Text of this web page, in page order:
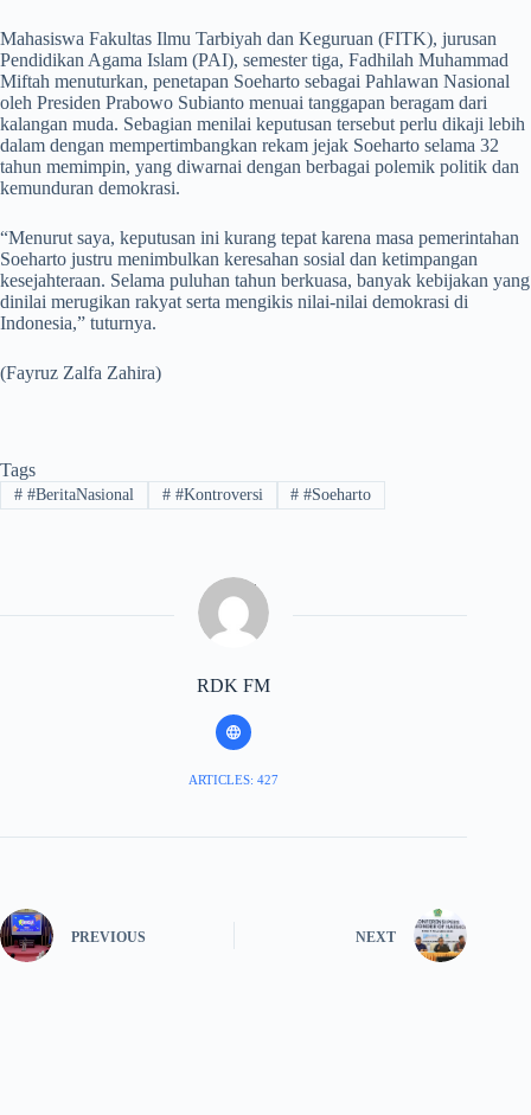
Mahasiswa Fakultas Ilmu Tarbiyah dan Keguruan (FITK), jurusan
Pendidikan Agama Islam (PAI), semester tiga, Fadhilah Muhammad
Miftah menuturkan, penetapan Soeharto sebagai Pahlawan Nasional
oleh Presiden Prabowo Subianto menuai tanggapan beragam dari
kalangan muda. Sebagian menilai keputusan tersebut perlu dikaji lebih
dalam dengan mempertimbangkan rekam jejak Soeharto selama 32
tahun memimpin, yang diwarnai dengan berbagai polemik politik dan
kemunduran demokrasi.
“Menurut saya, keputusan ini kurang tepat karena masa pemerintahan
Soeharto justru menimbulkan keresahan sosial dan ketimpangan
kesejahteraan. Selama puluhan tahun berkuasa, banyak kebijakan yang
dinilai merugikan rakyat serta mengikis nilai-nilai demokrasi di
Indonesia,” tuturnya.
(Fayruz Zalfa Zahira)
Tags
##BeritaNasional ##Kontroversi # #Soeharto
RDK FM
ARTICLES: 427
PREVIOUS NEXT